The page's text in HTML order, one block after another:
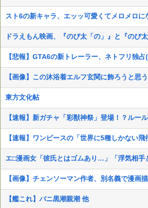
【悲報】GTA6の新トレーラー、ネトフリ独
【画像】この沐浴着エルフ玄関に飾ろうと思
東方文化帖
【速報】新ガチャ「彩獣神祭」登場！？ルー
【画像】チェンソーマン作者、別名義で漫画
【艦これ】バニ黒潮親潮 他